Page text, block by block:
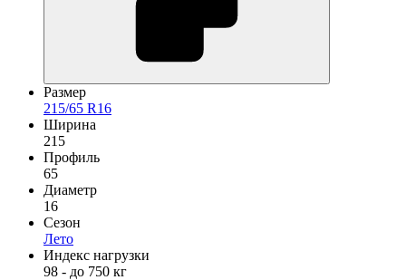
Размер
215/65 R16
Ширина
215
Профиль
65
Диаметр
16
Сезон
Лето
Индекс нагрузки
98 - до 750 кг